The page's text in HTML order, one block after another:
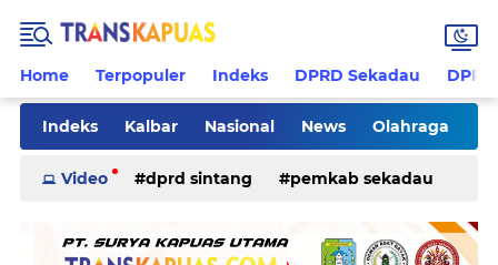
Home Terpopuler Indeks DPRD Sekadau
Indeks Kalbar Nasional News Olahraga
Pilkades Rohani Sanggau Sekadau
kriminal
Video dprd sintang pemkab sekadau